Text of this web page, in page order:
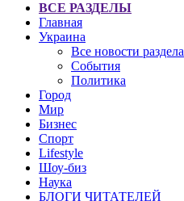
ВСЕ РАЗДЕЛЫ
Главная
Украина
Все новости раздела
События
Политика
Город
Мир
Бизнес
Спорт
Lifestyle
Шоу-биз
Наука
БЛОГИ ЧИТАТЕЛЕЙ